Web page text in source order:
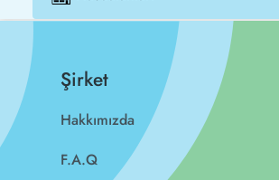
Şirket
Hakkımızda
F.A.Q